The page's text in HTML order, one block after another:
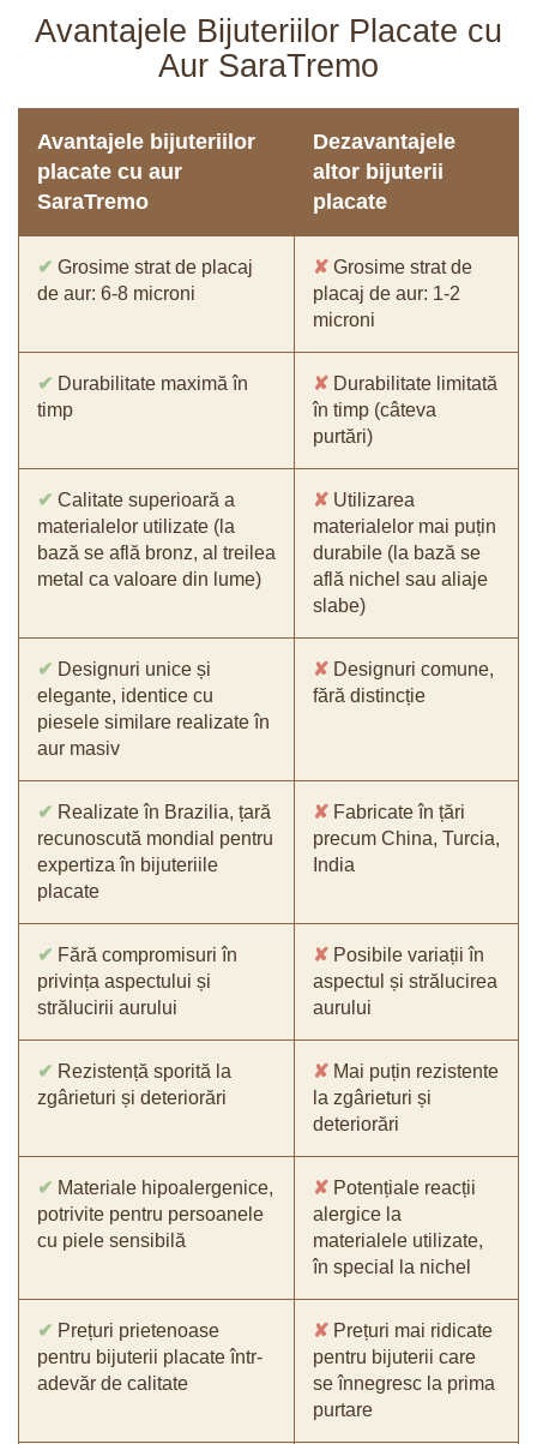
Avantajele Bijuteriilor Placate cu
Aur SaraTremo
Avantajele bijuteriilor
placate cu aur
SaraTremo
Dezavantajele
altor bijuterii
placate
✔ Grosime strat de placaj
de aur: 6-8 microni
✘ Grosime strat de
placaj de aur: 1-2
microni
✔ Durabilitate maximă în
timp
✘ Durabilitate limitată
în timp (câteva
purtări)
✔ Calitate superioară a
materialelor utilizate (la
bază se află bronz, al treilea
metal ca valoare din lume)
✘ Utilizarea
materialelor mai puțin
durabile (la bază se
află nichel sau aliaje
slabe)
✔ Designuri unice și
elegante, identice cu
piesele similare realizate în
aur masiv
✘ Designuri comune,
fără distincție
✔ Realizate în Brazilia, țară
recunoscută mondial pentru
expertiza în bijuteriile
placate
✘ Fabricate în țări
precum China, Turcia,
India
✔ Fără compromisuri în
privința aspectului și
strălucirii aurului
✘ Posibile variații în
aspectul și strălucirea
aurului
✔ Rezistență sporită la
zgârieturi și deteriorări
✘ Mai puțin rezistente
la zgârieturi și
deteriorări
✔ Materiale hipoalergenice,
potrivite pentru persoanele
cu piele sensibilă
✘ Potențiale reacții
alergice la
materialele utilizate,
în special la nichel
✔ Prețuri prietenoase
pentru bijuterii placate într-
adevăr de calitate
✘ Prețuri mai ridicate
pentru bijuterii care
se înnegresc la prima
purtare